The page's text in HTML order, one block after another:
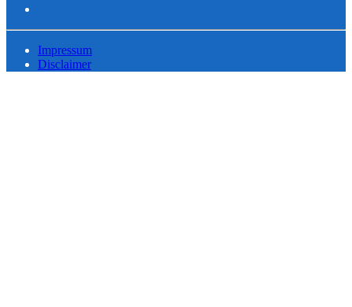
Impressum
Disclaimer